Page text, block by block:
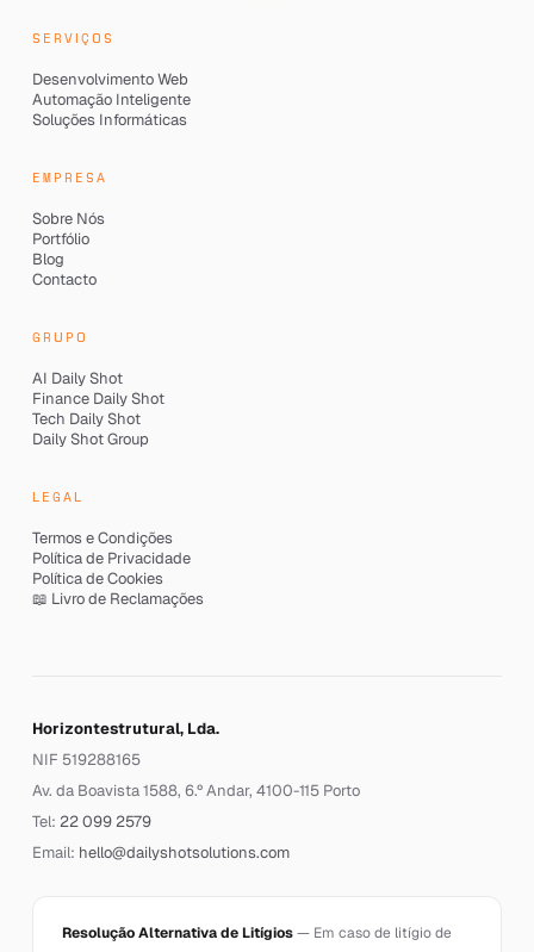
SERVIÇOS
Desenvolvimento Web
Automação Inteligente
Soluções Informáticas
EMPRESA
Sobre Nós
Portfólio
Blog
Contacto
GRUPO
AI Daily Shot
Finance Daily Shot
Tech Daily Shot
Daily Shot Group
LEGAL
Termos e Condições
Política de Privacidade
Política de Cookies
📖 Livro de Reclamações
Horizontestrutural, Lda.
NIF 519288165
Av. da Boavista 1588, 6.º Andar, 4100-115 Porto
Tel: 22 099 2579
Email: hello@dailyshotsolutions.com
Resolução Alternativa de Litígios— Em caso de litígio de